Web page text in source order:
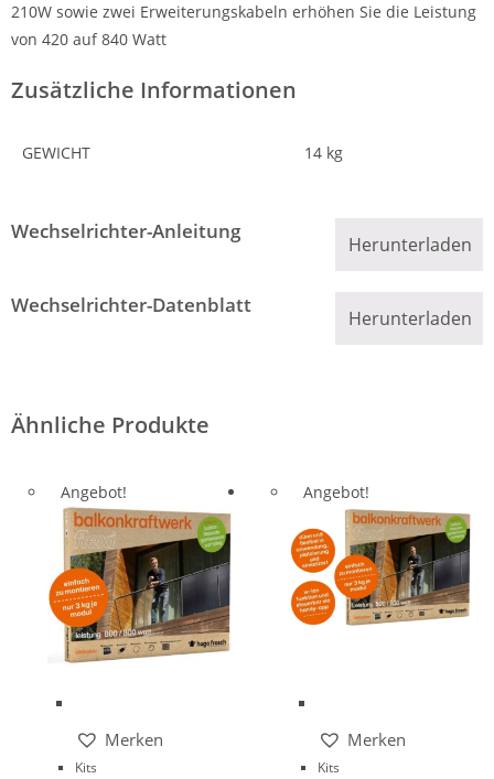
210W sowie zwei Erweiterungskabeln erhöhen Sie die Leistung
von 420 auf 840 Watt
Zusätzliche Informationen
GEWICHT 14 kg
Wechselrichter-Anleitung
Herunterladen
Wechselrichter-Datenblatt
Herunterladen
Ähnliche Produkte
Angebot!
Merken
Kits
Angebot!
Merken
Kits